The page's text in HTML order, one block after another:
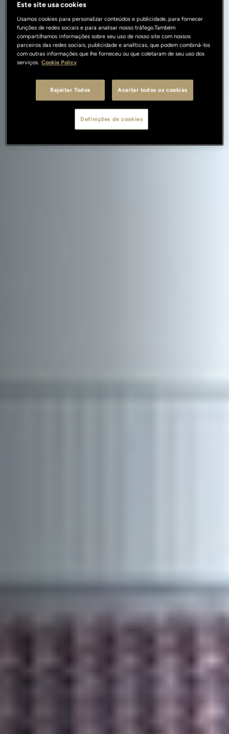
Este site usa cookies
Usamos cookies para personalizar conteúdos e publicidade, para fornecer
funções de redes sociais e para analisar nosso tráfego.Também
compartilhamos informações sobre seu uso de nosso site com nossos
parceiros das redes sociais, publicidade e analíticas, que podem combiná-los
com outras informações que lhe forneceu ou que coletaram de seu uso dos
serviços. Cookie Policy
Rejeitar Todos Aceitar todos os cookies
Definições de cookies